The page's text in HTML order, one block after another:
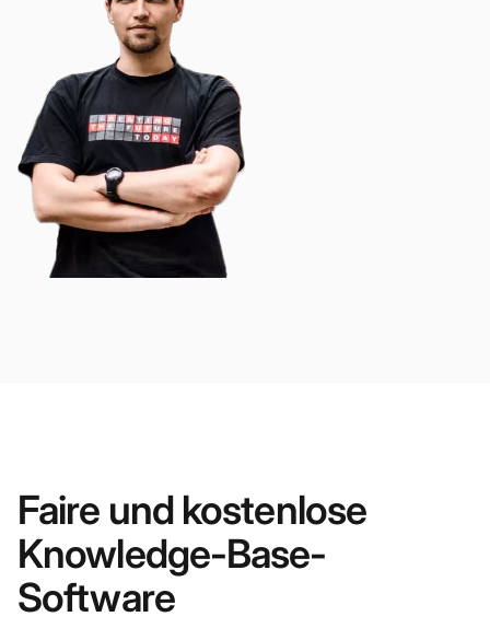
Faire und kostenlose
Knowledge-Base-
Software